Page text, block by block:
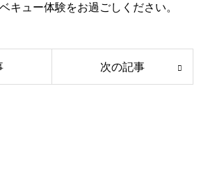
キュー体験をお過ごしください。
次の記事